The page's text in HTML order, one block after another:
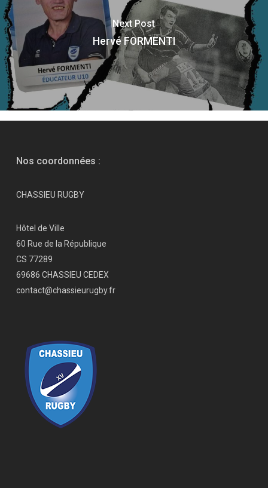
Next Post
Hervé FORMENTI
Nos coordonnées :
CHASSIEU RUGBY
Hôtel de Ville
60 Rue de la République
CS 77289
69686 CHASSIEU CEDEX
contact@chassieurugby.fr